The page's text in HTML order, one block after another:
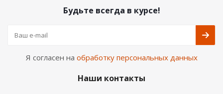
Будьте всегда в курсе!
Я согласен на обработку персональных данных
Наши контакты